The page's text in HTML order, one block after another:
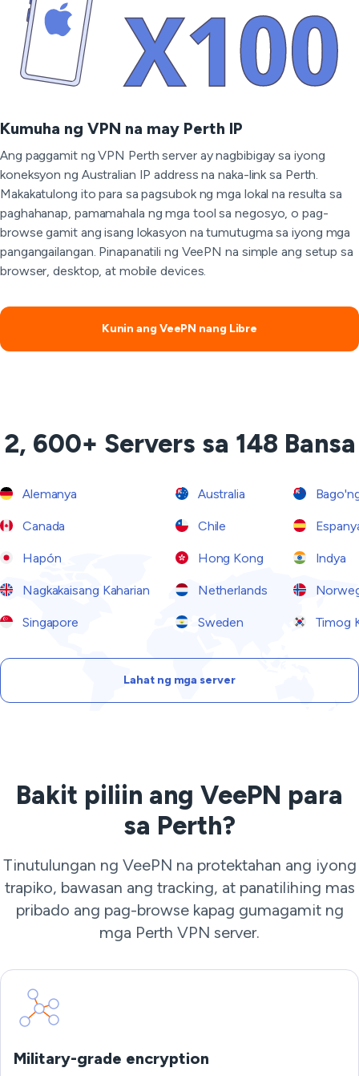
Kumuha ng VPN na may Perth IP
Ang paggamit ng VPN Perth server ay nagbibigay sa iyong
koneksyon ng Australian IP address na naka-link sa Perth.
Makakatulong ito para sa pagsubok ng mga lokal na resulta sa
paghahanap, pamamahala ng mga tool sa negosyo, o pag-
browse gamit ang isang lokasyon na tumutugma sa iyong mga
pangangailangan. Pinapanatili ng VeePN na simple ang setup sa
browser, desktop, at mobile devices.
Kunin ang VeePN nang Libre
2, 600+ Servers sa 148 Bansa
Alemanya Australia
Canada Chile
Hapón Hong Kong Indya
Nagkakaisang Kaharian Netherlands
Singapore Sweden Timog
Lahat ng mga server
Bakit piliin ang VeePN para
sa Perth?
Tinutulungan ng VeePN na protektahan ang iyong
trapiko, bawasan ang tracking, at panatilihing mas
pribado ang pag-browse kapag gumagamit ng
mga Perth VPN server.
Military-grade encryption